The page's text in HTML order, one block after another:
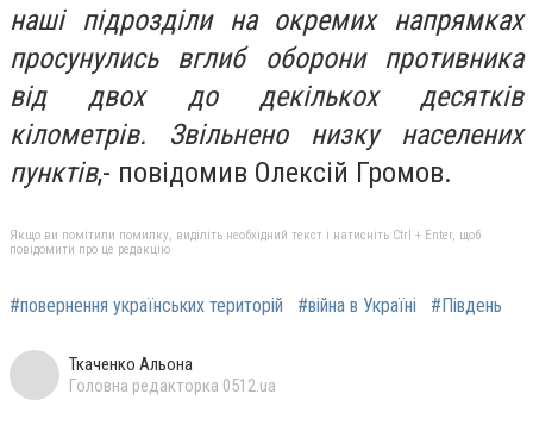
наші підрозділи на окремих напрямках
просунулись вглиб оборони противника
від двох до декількох десятків
кілометрів. Звільнено низку населених
пунктів,- повідомив Олексій Громов.
Якщо ви помітили помилку, виділіть необхідний текст і натисніть Ctrl + Enter, щоб
повідомити про це редакцію
#повернення українських територій #війна в Україні #Південь
Ткаченко Альона
Головна редакторка 0512.ua